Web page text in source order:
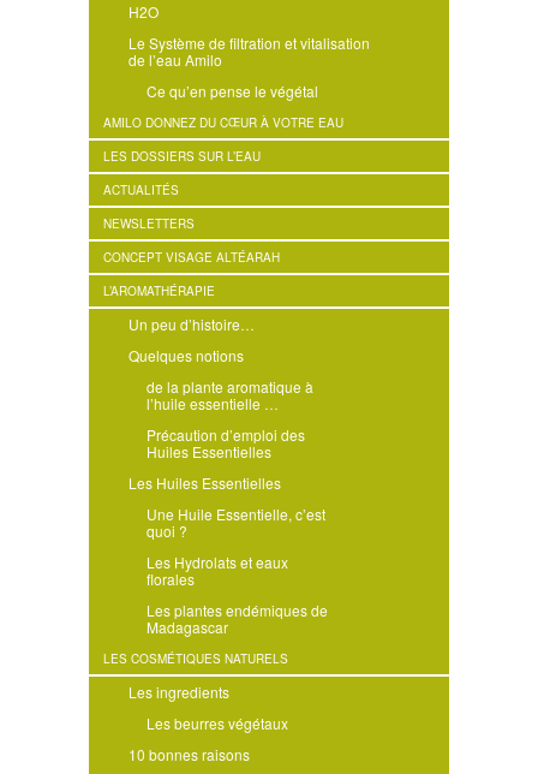
H2O
Le Système de filtration et vitalisation
de l’eau Amilo
Ce qu’en pense le végétal
AMILO DONNEZ DU CŒUR À VOTRE EAU
LES DOSSIERS SUR L’EAU
ACTUALITÉS
NEWSLETTERS
CONCEPT VISAGE ALTÉARAH
L’AROMATHÉRAPIE
Un peu d’histoire…
Quelques notions
de la plante aromatique à
l’huile essentielle …
Précaution d’emploi des
Huiles Essentielles
Les Huiles Essentielles
Une Huile Essentielle, c’est
quoi ?
Les Hydrolats et eaux
florales
Les plantes endémiques de
Madagascar
LES COSMÉTIQUES NATURELS
Les ingredients
Les beurres végétaux
10 bonnes raisons